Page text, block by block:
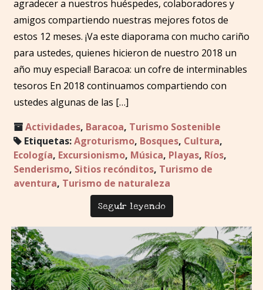
agradecer a nuestros huéspedes, colaboradores y
amigos compartiendo nuestras mejores fotos de
estos 12 meses. ¡Va este diaporama con mucho cariño
para ustedes, quienes hicieron de nuestro 2018 un
año muy especial! Baracoa: un cofre de interminables
tesoros En 2018 continuamos compartiendo con
ustedes algunas de las […]
Actividades, Baracoa, Turismo Sostenible
Etiquetas:Agroturismo, Bosques, Cultura,
Ecología, Excursionismo, Música, Playas, Ríos,
Senderismo, Sitios recónditos, Turismo de
aventura, Turismo de naturaleza
Seguir leyendo